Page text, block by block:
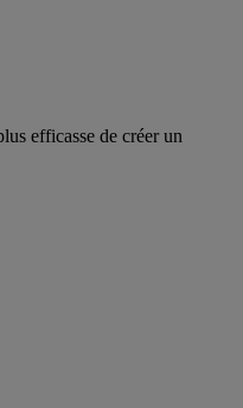
efficasse de créer un